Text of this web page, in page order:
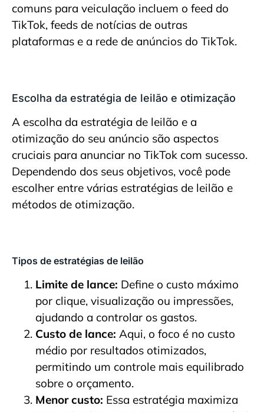
comuns para veiculação incluem o feed do
TikTok, feeds de notícias de outras
plataformas e a rede de anúncios do TikTok.
Escolha da estratégia de leilão e otimização
A escolha da estratégia de leilão e a
otimização do seu anúncio são aspectos
cruciais para anunciar no TikTok com sucesso.
Dependendo dos seus objetivos, você pode
escolher entre várias estratégias de leilão e
métodos de otimização.
Tipos de estratégias de leilão
Limite de lance: Define o custo máximo
por clique, visualização ou impressões,
ajudando a controlar os gastos.
Custo de lance: Aqui, o foco é no custo
médio por resultados otimizados,
permitindo um controle mais equilibrado
sobre o orçamento.
Menor custo: Essa estratégia maximiza